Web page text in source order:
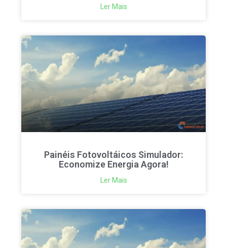
Ler Mais
Painéis Fotovoltáicos Simulador:
Economize Energia Agora!
Ler Mais